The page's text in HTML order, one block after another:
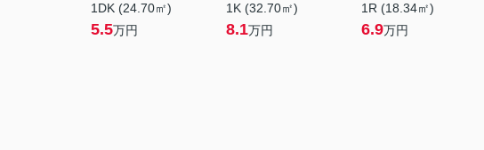
1DK (24.70㎡)
5.5万円
1K (32.70㎡)
8.1万円
1R (18.34㎡)
6.9万円